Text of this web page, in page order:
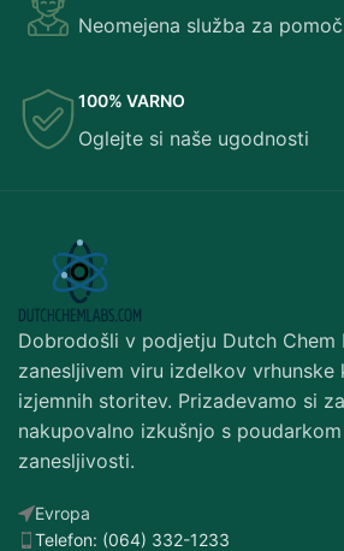
Neomejena služba za
100% VARNO
Oglejte si naše ugodnosti
Dobrodošli v podjetju Dutch Chem
zanesljivem viru izdelkov vrhunske
izjemnih storitev. Prizadevamo si
nakupovalno izkušnjo s
zanesljivosti.
Evropa
Telefon: (064) 332-1233